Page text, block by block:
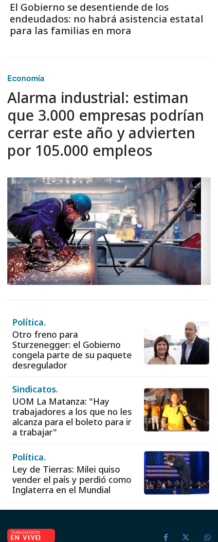
El Gobierno se desentiende de los
endeudados: no habrá asistencia estatal
para las familias en mora
Economía
Alarma industrial: estiman
que 3.000 empresas podrían
cerrar este año y advierten
por 105.000 empleos
Política.
Otro freno para
Sturzenegger: el Gobierno
congela parte de su paquete
desregulador
Sindicatos.
UOM La Matanza: "Hay
trabajadores a los que no les
alcanza para el boleto para ir
a trabajar"
Política.
Ley de Tierras: Milei quiso
vender el país y perdió como
Inglaterra en el Mundial